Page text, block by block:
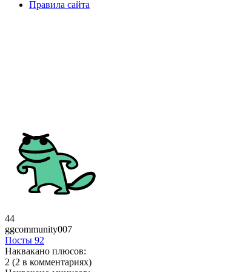
Правила сайта
44
ggcommunity007
Посты 92
Наквакано плюсов:
2 (2 в комментариях)